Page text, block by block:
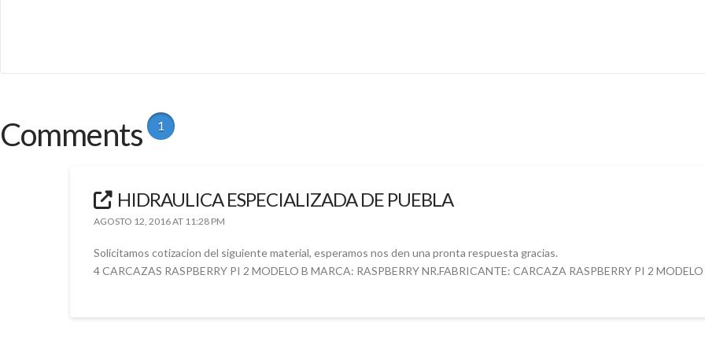
Comments 1
HIDRAULICA ESPECIALIZADA DE PUEBLA
AGOSTO 12, 2016 AT 11:28 PM
Solicitamos cotizacion del siguiente material, esperamos nos den una pronta respuesta gracias.
4 CARCAZAS RASPBERRY PI 2 MODELO B MARCA: RASPBERRY NR.FABRICANTE: CARCAZA RASPBERRY PI 2